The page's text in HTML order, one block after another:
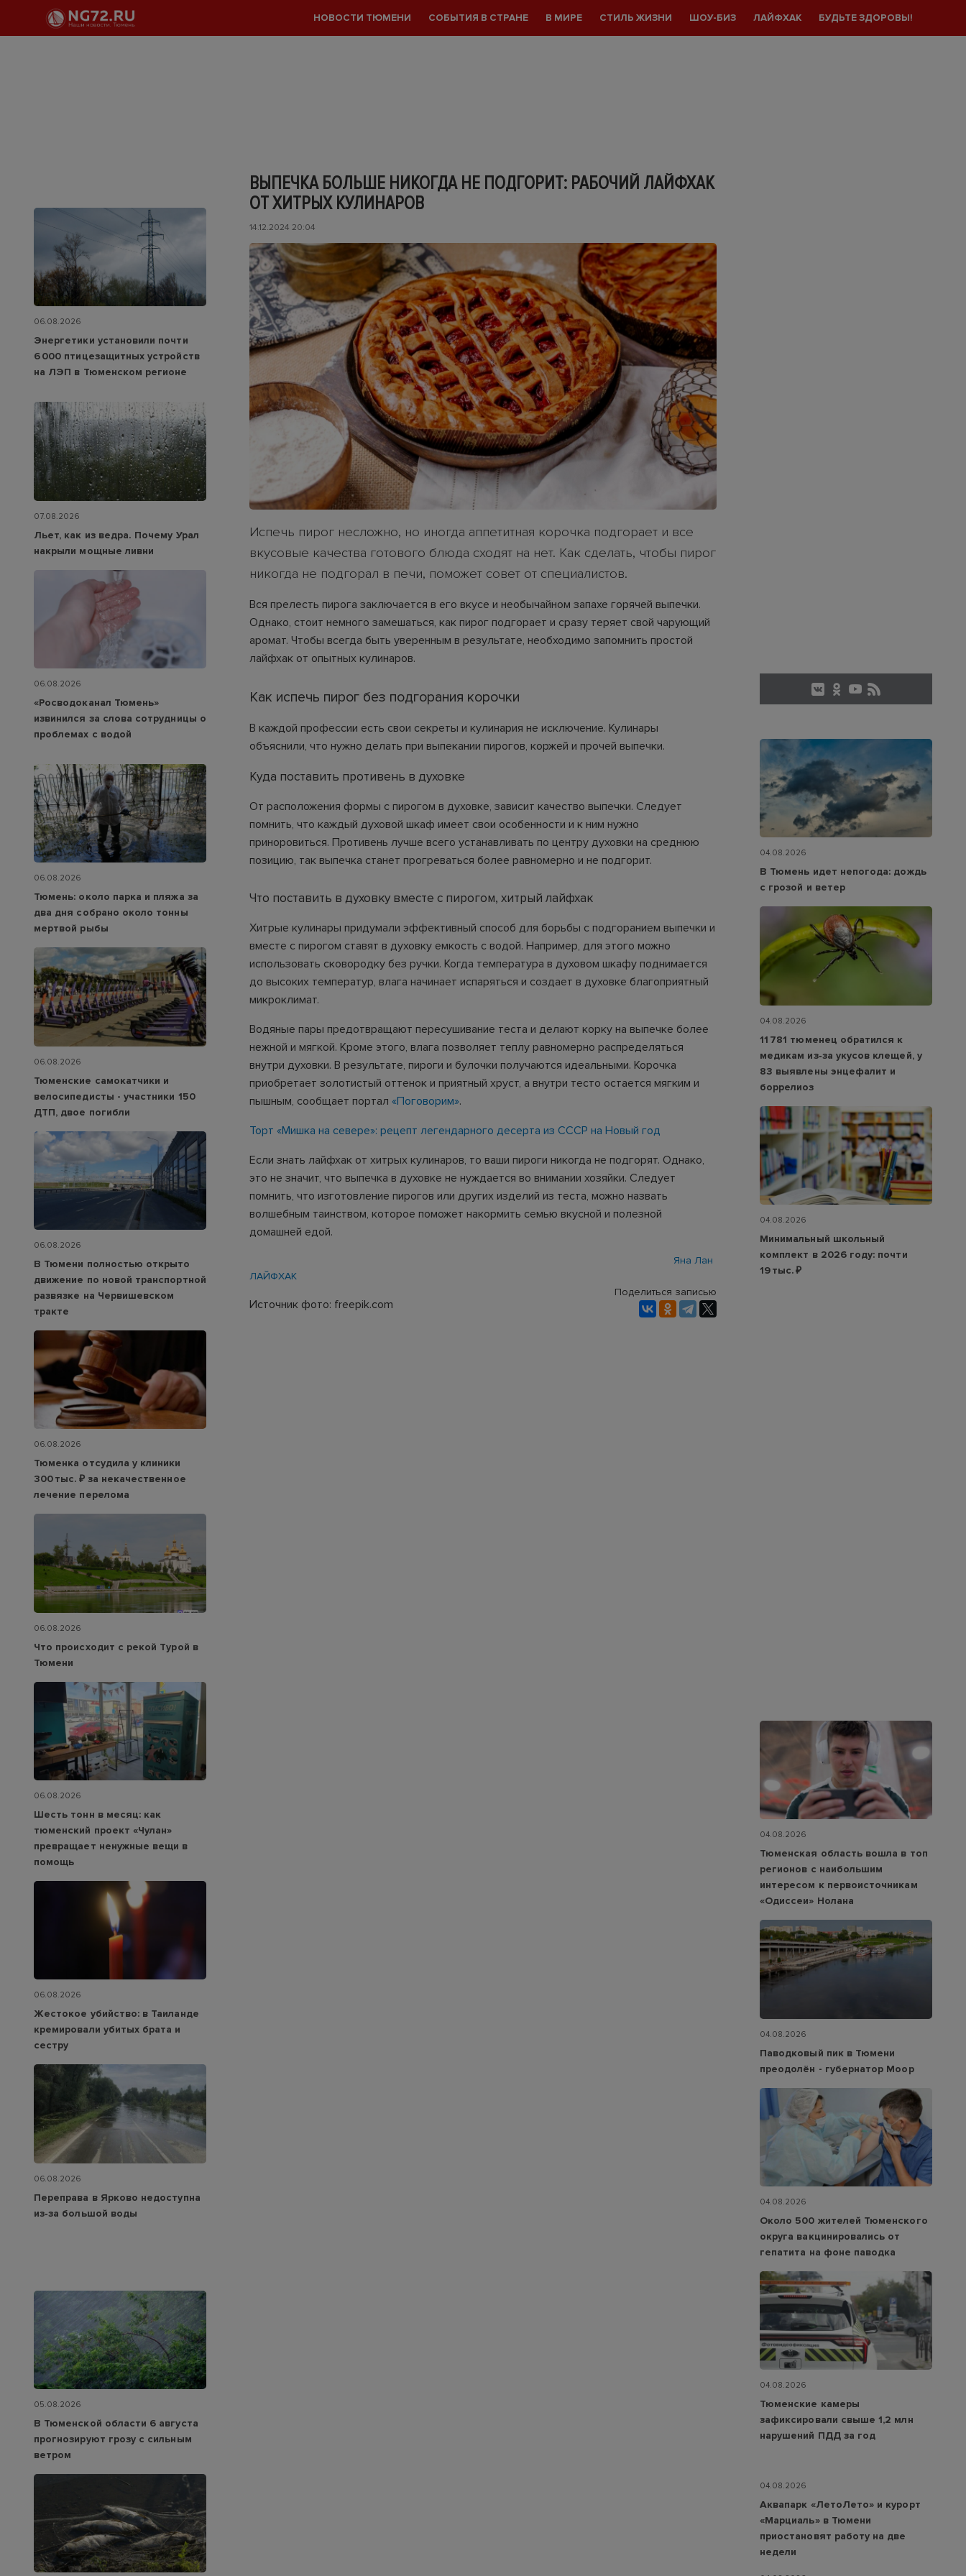
НОВОСТИ ТЮМЕНИ СОБЫТИЯ В СТРАНЕ В МИРЕ СТИЛЬ ЖИЗНИ ШОУ-БИЗ ЛАЙФХАК БУДЬТЕ ЗДОРОВЫ!
ВЫПЕЧКА БОЛЬШЕ НИКОГДА НЕ ПОДГОРИТ: РАБОЧИЙ ЛАЙФХАК
ОТ ХИТРЫХ КУЛИНАРОВ
14.12.2024 20:04
Испечь пирог несложно, но иногда аппетитная корочка подгорает и все
вкусовые качества готового блюда сходят на нет. Как сделать, чтобы пирог
никогда не подгорал в печи, поможет совет от специалистов.
Вся прелесть пирога заключается в его вкусе и необычайном запахе горячей выпечки.
Однако, стоит немного замешаться, как пирог подгорает и сразу теряет свой чарующий
аромат. Чтобы всегда быть уверенным в результате, необходимо запомнить простой
лайфхак от опытных кулинаров.
Как испечь пирог без подгорания корочки
В каждой профессии есть свои секреты и кулинария не исключение. Кулинары
объяснили, что нужно делать при выпекании пирогов, коржей и прочей выпечки.
Куда поставить противень в духовке
От расположения формы с пирогом в духовке, зависит качество выпечки. Следует
помнить, что каждый духовой шкаф имеет свои особенности и к ним нужно
приноровиться. Противень лучше всего устанавливать по центру духовки на среднюю
позицию, так выпечка станет прогреваться более равномерно и не подгорит.
Что поставить в духовку вместе с пирогом, хитрый лайфхак
Хитрые кулинары придумали эффективный способ для борьбы с подгоранием выпечки и
вместе с пирогом ставят в духовку емкость с водой. Например, для этого можно
использовать сковородку без ручки. Когда температура в духовом шкафу поднимается
до высоких температур, влага начинает испаряться и создает в духовке благоприятный
микроклимат.
Водяные пары предотвращают пересушивание теста и делают корку на выпечке более
нежной и мягкой. Кроме этого, влага позволяет теплу равномерно распределяться
внутри духовки. В результате, пироги и булочки получаются идеальными. Корочка
приобретает золотистый оттенок и приятный хруст, а внутри тесто остается мягким и
пышным, сообщает портал «Поговорим».
Торт «Мишка на севере»: рецепт легендарного десерта из СССР на Новый год
Если знать лайфхак от хитрых кулинаров, то ваши пироги никогда не подгорят. Однако,
это не значит, что выпечка в духовке не нуждается во внимании хозяйки. Следует
помнить, что изготовление пирогов или других изделий из теста, можно назвать
волшебным таинством, которое поможет накормить семью вкусной и полезной
домашней едой.
Яна Лан
ЛАЙФХАК
Источник фото: freepik.com
Поделиться записью
06.08.2026
Энергетики установили почти
6 000 птицезащитных устройств
на ЛЭП в Тюменском регионе
07.08.2026
Льет, как из ведра. Почему Урал
накрыли мощные ливни
06.08.2026
«Росводоканал Тюмень»
извинился за слова сотрудницы о
проблемах с водой
06.08.2026
Тюмень: около парка и пляжа за
два дня собрано около тонны
мертвой рыбы
06.08.2026
Тюменские самокатчики и
велосипедисты - участники 150
ДТП, двое погибли
06.08.2026
В Тюмени полностью открыто
движение по новой транспортной
развязке на Червишевском
тракте
06.08.2026
Тюменка отсудила у клиники
300 тыс. ₽ за некачественное
лечение перелома
06.08.2026
Что происходит с рекой Турой в
Тюмени
06.08.2026
Шесть тонн в месяц: как
тюменский проект «Чулан»
превращает ненужные вещи в
помощь
06.08.2026
Жестокое убийство: в Таиланде
кремировали убитых брата и
сестру
06.08.2026
Переправа в Ярково недоступна
из‑за большой воды
05.08.2026
В Тюменской области 6 августа
прогнозируют грозу с сильным
ветром
04.08.2026
В Тюмень идет непогода: дождь
с грозой и ветер
04.08.2026
11 781 тюменец обратился к
медикам из‑за укусов клещей, у
83 выявлены энцефалит и
боррелиоз
04.08.2026
Минимальный школьный
комплект в 2026 году: почти
19 тыс. ₽
04.08.2026
Тюменская область вошла в топ
регионов с наибольшим
интересом к первоисточникам
«Одиссеи» Нолана
04.08.2026
Паводковый пик в Тюмени
преодолён - губернатор Моор
04.08.2026
Около 500 жителей Тюменского
округа вакцинировались от
гепатита на фоне паводка
04.08.2026
Тюменские камеры
зафиксировали свыше 1,2 млн
нарушений ПДД за год
04.08.2026
Аквапарк «ЛетоЛето» и курорт
«Марциаль» в Тюмени
приостановят работу на две
недели